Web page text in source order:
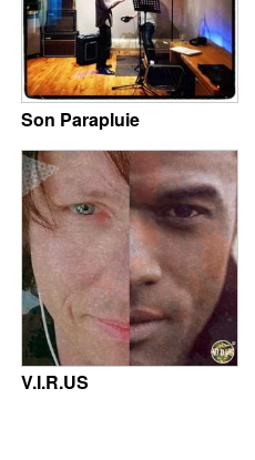
Son Parapluie
V.I.R.US